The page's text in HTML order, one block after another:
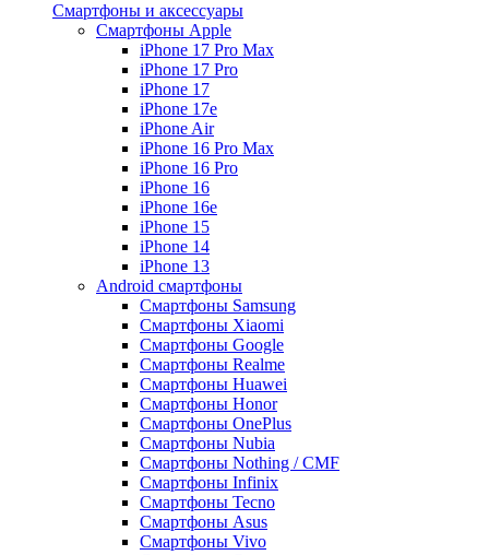
Смартфоны и аксессуары
Смартфоны Apple
iPhone 17 Pro Max
iPhone 17 Pro
iPhone 17
iPhone 17e
iPhone Air
iPhone 16 Pro Max
iPhone 16 Pro
iPhone 16
iPhone 16e
iPhone 15
iPhone 14
iPhone 13
Android cмартфоны
Смартфоны Samsung
Смартфоны Xiaomi
Смартфоны Google
Смартфоны Realme
Смартфоны Huawei
Смартфоны Honor
Смартфоны OnePlus
Смартфоны Nubia
Смартфоны Nothing / CMF
Смартфоны Infinix
Смартфоны Tecno
Смартфоны Asus
Смартфоны Vivo